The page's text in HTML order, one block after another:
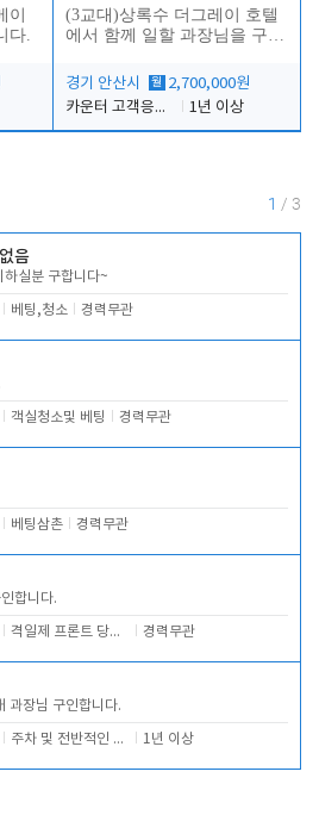
이
다.
(3교대)상록수 더그레이 호텔
에서 함께 일할 과장님을 구합
경기 안산시
월 2,700,000원
카운터 고객응대 및 야간더블청소
1년 이상
1 / 3
음
실분 구합니다~
베팅,청소 경력무관
객실청소및 베팅 경력무관
베팅삼촌 경력무관
합니다.
격일제 프론트 당번 업무로 주차 및 객실 점검 경력무관
과장님 구인합니다.
주차 및 전반적인 당번업무 1년 이상